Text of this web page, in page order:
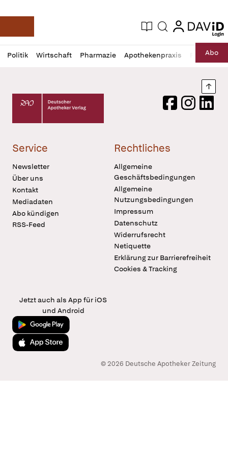
Deutsche Apotheker Zeitung
Aktuelle Ausgabe
Suche login
login
Politik Wirtschaft Pharmazie Apothekenpraxis RechtAbo
Profil
öffnen
Daz
Pur
Deutscher Apotheker Verlag Logo
FacebookInstagram
Service
Newsletter
Über uns
Kontakt
Mediadaten
Abo kündigen
RSS-Feed
Rechtliches
Allgemeine
Geschäftsbedingungen
Allgemeine
Nutzungsbedingungen
Impressum
Datenschutz
Widerrufsrecht
Netiquette
Erklärung zur Barrierefreiheit
Cookies & Tracking
Jetzt auch als App für iOS
und Android
Jetzt bei Google Play
Laden im App Store
© 2026 Deutsche Apotheker Zeitung